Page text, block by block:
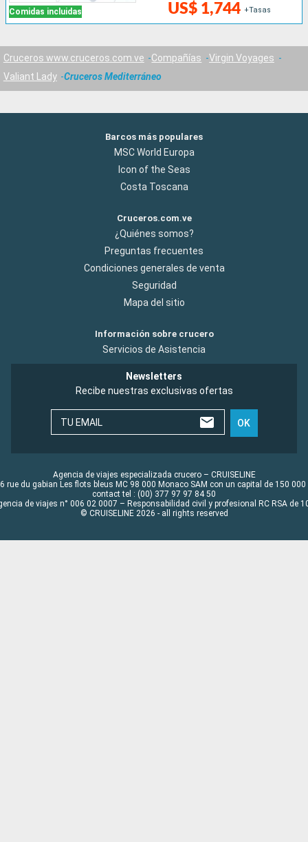
Comidas incluidas US$ 1,744 +Tasas
Cruceros www.cruceros.com.ve Compañías
Virgin Voyages
Valiant Lady
Cruceros Mediterráneo
Barcos más populares
MSC World Europa
Icon of the Seas
Costa Toscana
Cruceros.com.ve
¿Quiénes somos?
Preguntas frecuentes
Condiciones generales de venta
Seguridad
Mapa del sitio
Información sobre crucero
Servicios de Asistencia
Newsletters
Recibe nuestras exclusivas ofertas
TU EMAIL OK
Agencia de viajes especializada crucero – CRUISELINE
rue du gabian Les flots bleus MC 98 000 Monaco SAM con un capital de 150 000
contact tel : (00) 377 97 97 84 50
de viajes n° 006 02 0007 – Responsabilidad civil y profesional RC RSA de
© CRUISELINE 2026 - all rights reserved